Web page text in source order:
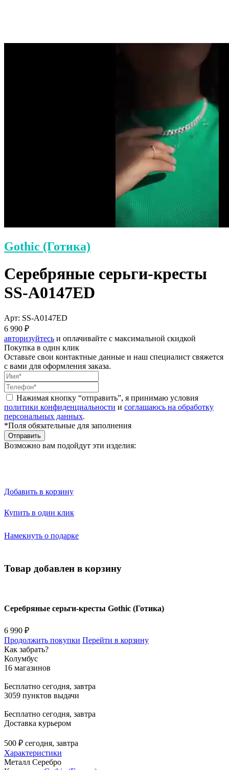
Gothic (Готика)
Серебряные серьги-кресты
SS-A0147ED
Арт: SS-A0147ED
6 990 ₽
авторизуйтесь и оплачивайте с максимальной скидкой
Покупка в один клик
Оставьте свои контактные данные и наш специалист свяжется
с вами для оформления заказа.
Нажимая кнопку “отправить”, я принимаю условия
политики конфиденциальности и соглашаюсь на обработку
персональных данных.
*Поля обязательные для заполнения
Отправить
Возможно вам подойдут эти изделия:
Добавить в корзину
Купить в один клик
Намекнуть о подарке
Товар добавлен в корзину
Серебряные серьги-кресты Gothic (Готика)
6 990 ₽
Продолжить покупки Перейти в корзину
Как забрать?
Колумбус
16 магазинов
Бесплатно сегодня, завтра
3059 пунктов выдачи
Бесплатно сегодня, завтра
Доставка курьером
500 ₽ сегодня, завтра
Характеристики
Металл Серебро